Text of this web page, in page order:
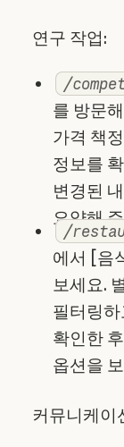
연구 작업:
/
를 방문
가격 책
정보를
변경된
요약해
/
에서 [음
보세요.
필터링
확인한
옵션을
커뮤니케이